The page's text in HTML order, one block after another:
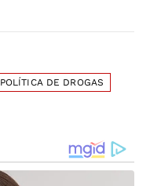
POLÍTICA DE DROGAS